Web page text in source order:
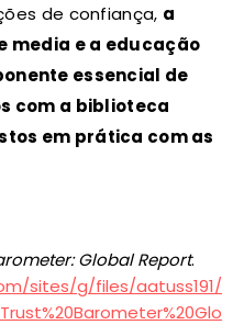
de confiança, a
media e a educação
essencial de
com a biblioteca
em prática com as
Global Report.
sites/g/files/aatuss191/